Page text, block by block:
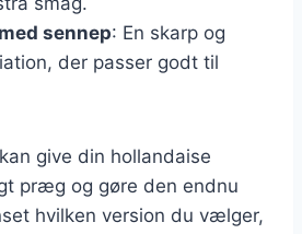
sennep: En skarp og
der passer godt til
give din hollandaise
præg og gøre den endnu
hvilken version du vælger,